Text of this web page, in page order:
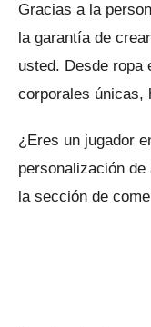
Gracias a la
la garantía de
usted. Desde ropa
corporales únicas,
¿Eres un jugador
personalización
la sección de